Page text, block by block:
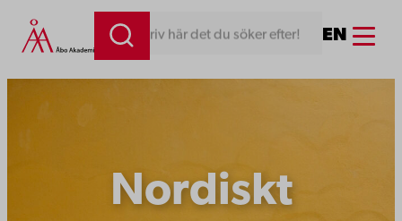
Hoppa
till
innehåll
Skriv här det du söker efter! EN Menu
Nordiskt